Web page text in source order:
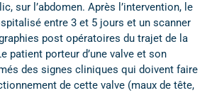
sur l’abdomen. Après l’intervention, le
entre 3 et 5 jours et un scanner
post opératoires du trajet de la
patient porteur d’une valve et son
des signes cliniques qui doivent faire
de cette valve (maux de tête,